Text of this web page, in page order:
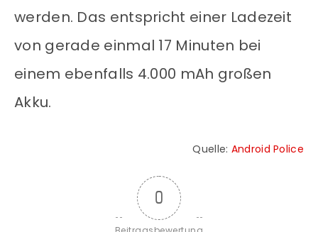
werden. Das entspricht einer Ladezeit
von gerade einmal 17 Minuten bei
einem ebenfalls 4.000 mAh großen
Akku.
Quelle: Android Police
0